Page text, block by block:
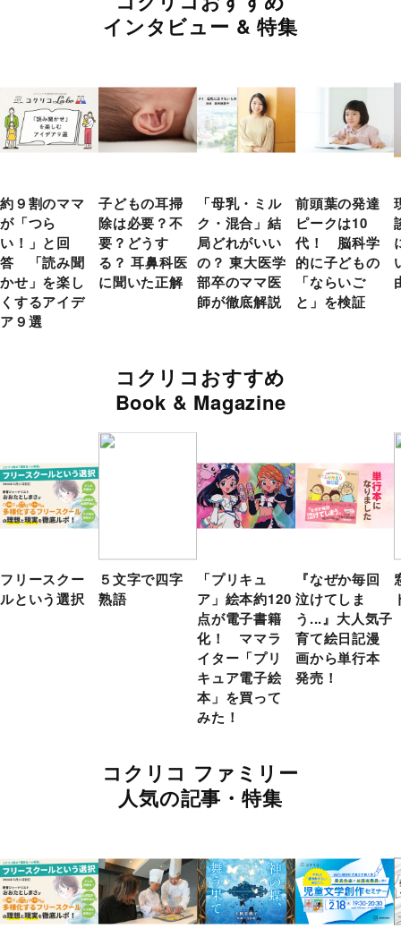
インタビュー & 特集
約９割のママ
が「つら
い！」と回
答 「読み聞
かせ」を楽し
くするアイデ
ア９選
子どもの耳掃
除は必要？不
要？どうす
る？ 耳鼻科医
に聞いた正解
「母乳・ミル
ク・混合」結
局どれがいい
の？ 東大医学
部卒のママ医
師が徹底解説
前頭葉の発達
ピークは10
代！ 脳科学
的に子どもの
「ならいご
と」を検証
コクリコおすすめ
Book & Magazine
フリースクー
ルという選択
５文字で四字
熟語
「プリキュ
ア」絵本約120
点が電子書籍
化！ ママラ
イター「プリ
キュア電子絵
本」を買って
みた！
『なぜか毎回
泣けてしま
う...』大人気子
育て絵日記漫
画から単行本
発売！
コクリコ ファミリー
人気の記事・特集